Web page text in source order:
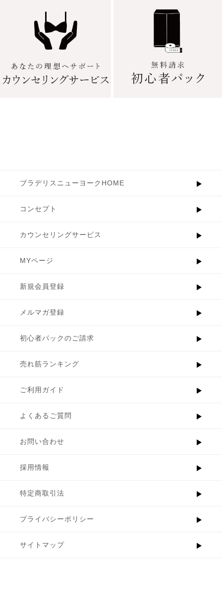
ブラデリスニューヨークHOME
コンセプト
カウンセリングサービス
MYページ
新規会員登録
メルマガ登録
初心者パックのご請求
売れ筋ランキング
ご利用ガイド
よくあるご質問
お問い合わせ
採用情報
特定商取引法
プライバシーポリシー
サイトマップ